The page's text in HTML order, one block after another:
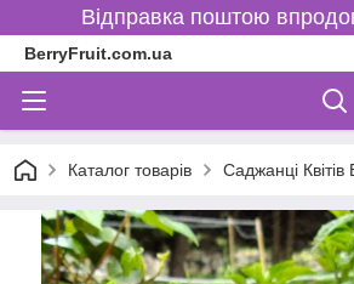
Відправка поштою
BerryFruit.com.ua
Каталог товарів Саджанці Квітів